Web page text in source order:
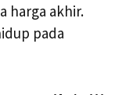
harga akhir.
pada